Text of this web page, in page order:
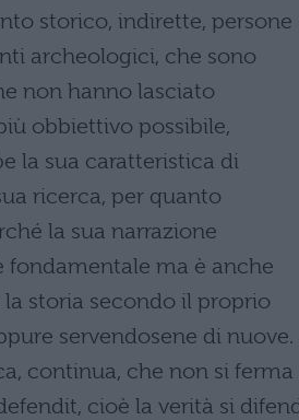
storico, indirette, persone
archeologici, che sono
non hanno lasciato
obbiettivo possibile,
la sua caratteristica di
ricerca, per quanto
la sua narrazione
fondamentale ma è anche
storia secondo il proprio
servendosene di nuove.
continua, che non si ferma
cioè la verità si